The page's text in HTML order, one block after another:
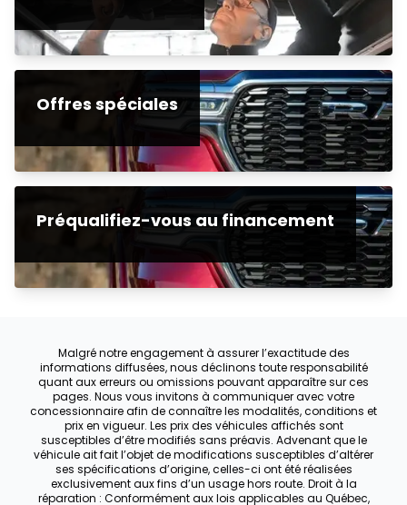
Offres spéciales
Préqualifiez-vous au financement
Malgré notre engagement à assurer l’exactitude des
informations diffusées, nous déclinons toute responsabilité
quant aux erreurs ou omissions pouvant apparaître sur ces
pages. Nous vous invitons à communiquer avec votre
concessionnaire afin de connaître les modalités, conditions et
prix en vigueur. Les prix des véhicules affichés sont
susceptibles d’être modifiés sans préavis. Advenant que le
véhicule ait fait l’objet de modifications susceptibles d’altérer
ses spécifications d’origine, celles-ci ont été réalisées
exclusivement aux fins d’un usage hors route. Droit à la
réparation : Conformément aux lois applicables au Québec,